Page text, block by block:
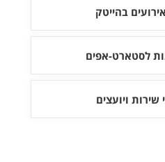
בהייטק
לסטארט-אפים
שירות ויועצים